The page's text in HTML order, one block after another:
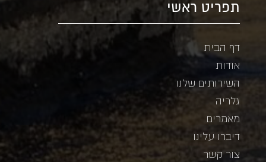
תפריט ראשי
דף הבית
אודות
השירותים שלנו
גלריה
מאמרים
דיברו עלינו
צור קשר